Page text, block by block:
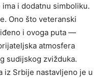
i dodatnu simboliku.
Ono što veteranski
i ovoga puta —
atmosfera
sudijskog zvižduka.
iz Srbije nastavljeno je u